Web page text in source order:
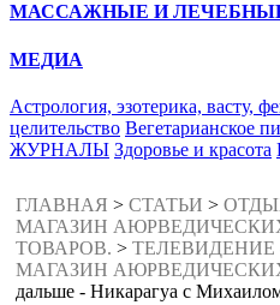
МАССАЖНЫЕ И
МЕДИА
Астрология, эзотерика, васту,
целительство Вегетарианское
ЖУРНАЛЫ Здоровье и красота
ГЛАВНАЯ > СТАТЬИ >
МАГАЗИН
ТОВАРОВ. >
МАГАЗИН
дальше - Никарагуа с